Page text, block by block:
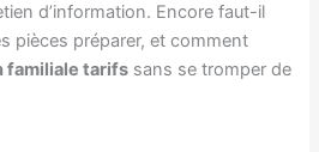
d’information. Encore faut-il
pièces préparer, et comment
familiale tarifs sans se tromper de